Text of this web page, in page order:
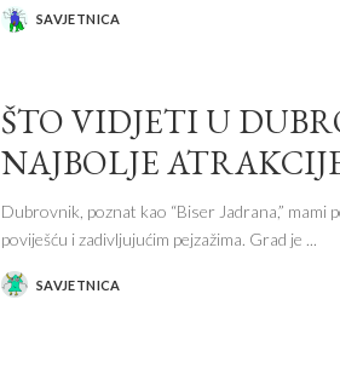
POSTED
BY
SAVJETNICA
ŠTO VIDJETI U
NAJBOLJE
Dubrovnik, poznat kao “Biser Jadrana,” mami
poviješću i zadivljujućim pejzažima. Grad je ...
POSTED
BY
SAVJETNICA